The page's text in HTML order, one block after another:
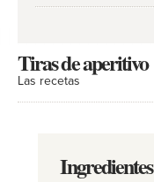
Tiras de aperitivo
Las recetas
Ingredientes